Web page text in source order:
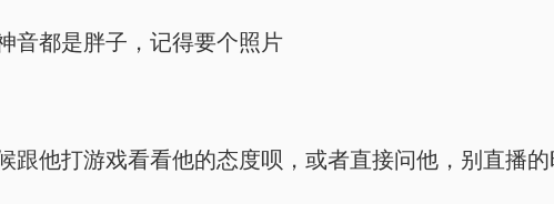
音都是胖子，记得要个照片
他打游戏看看他的态度呗，或者直接问他，别直播